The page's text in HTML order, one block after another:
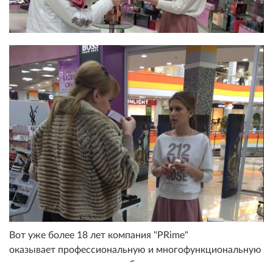
Вот уже более 18 лет компания "PRime"
оказывает профессиональную и многофункциональную